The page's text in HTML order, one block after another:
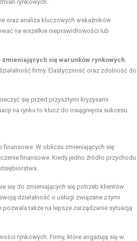
rynkowych.
oraz analiza kluczowych wskaźników
na wszelkie nieprawidłowości lub
zmieniających się warunków rynkowych
firmy. Elastyczność oraz zdolność do
się przed przyszłymi kryzysami
na rynku to klucz do osiągnięcia sukcesu.
W obliczu zmieniających się
finansowe. Kiedy jedno źródło przychodu
się do zmieniających się potrzeb klientów
działalność o usługi związane z tymi
także na lepsze zarządzanie sytuacją
rynkowych. Firmy, które angażują się w